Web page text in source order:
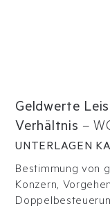
Geldwerte
Verhältnis –
UNTERLAGEN
Bestimmung von
Konzern,